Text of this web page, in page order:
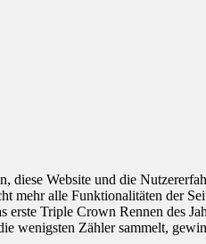
Triple Crown Rennen des
wenigsten Zähler sammelt,
diese Website und die
mehr alle Funktionalitäten der